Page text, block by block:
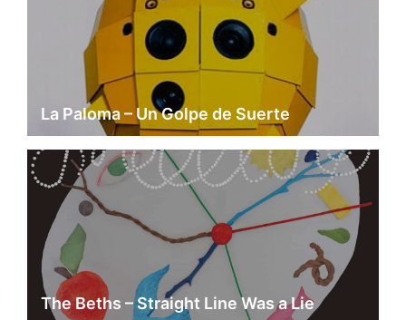
La Paloma – Un Golpe de Suerte
The Beths – Straight Line Was a Lie